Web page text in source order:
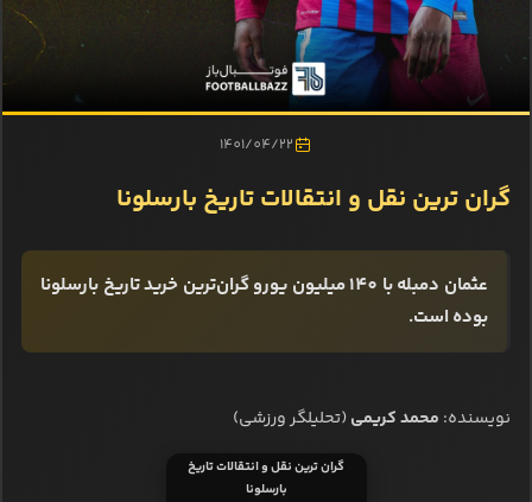
1401/04/22
گران ترین نقل و انتقالات تاریخ بارسلونا
عثمان دمبله با 140 میلیون یورو گران‌ترین خرید تاریخ بارسلونا
بوده است.
نویسنده: محمد کریمی(تحلیلگر ورزشی)
گران ترین نقل و انتقالات تاریخ
بارسلونا